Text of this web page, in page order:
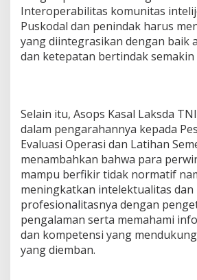
Interoperabilitas komunitas
Puskodal dan penindak harus
yang diintegrasikan dengan baik
dan ketepatan bertindak semakin
Selain itu, Asops Kasal Laksda
dalam pengarahannya kepada
Evaluasi Operasi dan Latihan
menambahkan bahwa para
mampu berfikir tidak normatif
meningkatkan intelektualitas dan
profesionalitasnya dengan
pengalaman serta memahami
dan kompetensi yang
yang diemban.